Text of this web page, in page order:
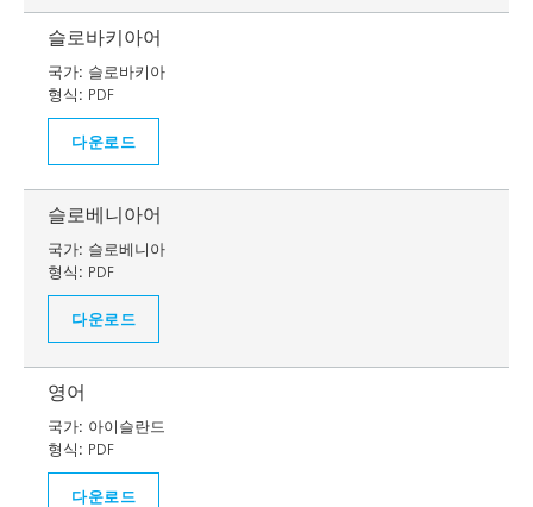
슬로바키아어
국가: 슬로바키아
형식: PDF
다운로드
슬로베니아어
국가: 슬로베니아
형식: PDF
다운로드
영어
국가: 아이슬란드
형식: PDF
다운로드